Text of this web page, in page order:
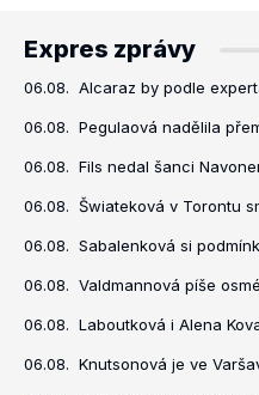
Expres zprávy
06.08. Alcaraz by podle
06.08. Pegulaová nadělila
06.08. Fils nedal šanci
06.08. Šwiateková v Torontu
06.08. Sabalenková si
06.08. Valdmannová píše
06.08. Laboutková i Alena
06.08. Knutsonová je ve